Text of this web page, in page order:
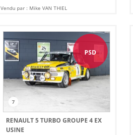
Vendu par : Mike VAN THIEL
PSD
7
RENAULT 5 TURBO GROUPE 4 EX
USINE